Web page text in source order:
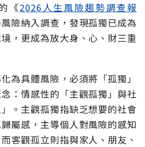
《2026人生風險趨勢調查報
險納入調查，發現孤獨已成為
，更成為放大身、心、財三重
為具體風險，必須將「孤獨」
：情感性的「主觀孤獨」與社
。主觀孤獨指缺乏想要的社會
屬感，主導個人對風險的感知
客觀孤立則指與家人、朋友、